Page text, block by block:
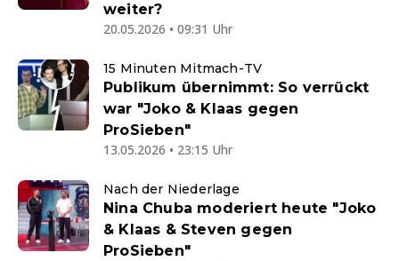
weiter?
20.05.2026 • 09:31 Uhr
15 Minuten Mitmach-TV
Publikum übernimmt: So verrückt
war "Joko & Klaas gegen
ProSieben"
13.05.2026 • 23:15 Uhr
Nach der Niederlage
Nina Chuba moderiert heute "Joko
& Klaas & Steven gegen
ProSieben"